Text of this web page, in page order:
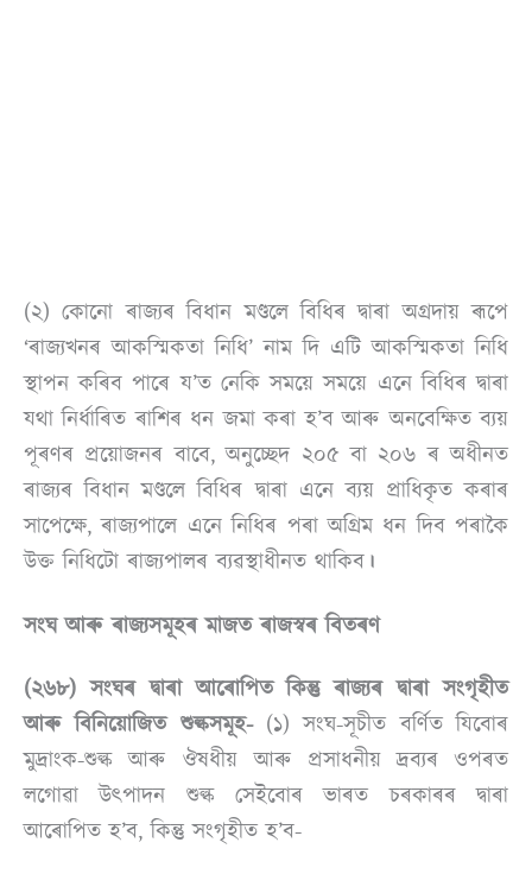
(২) কোনো ৰাজ্যৰ বিধান মণ্ডলে বিধিৰ দ্বাৰা অগ্ৰদায় ৰূপে
‘ৰাজ্যখনৰ আকস্মিকতা নিধি’ নাম দি এটি আকস্মিকতা নিধি
স্থাপন কৰিব পাৰে য’ত নেকি সময়ে সময়ে এনে বিধিৰ দ্বাৰা
যথা নিৰ্ধাৰিত ৰাশিৰ ধন জমা কৰা হ’ব আৰু অনবেক্ষিত ব্যয়
পূৰণৰ প্ৰয়োজনৰ বাবে, অনুচ্ছেদ ২০৫ বা ২০৬ ৰ অধীনত
ৰাজ্যৰ বিধান মণ্ডলে বিধিৰ দ্বাৰা এনে ব্যয় প্ৰাধিকৃত কৰাৰ
সাপেক্ষে, ৰাজ্যপালে এনে নিধিৰ পৰা অগ্ৰিম ধন দিব পৰাকৈ
উক্ত নিধিটো ৰাজ্যপালৰ ব্যৱস্থাধীনত থাকিব।
সংঘআৰু ৰাজ্যসমূহৰ মাজত ৰাজস্বৰ বিতৰণ
(২৬৮) সংঘৰ দ্বাৰা আৰোপিত কিন্তু ৰাজ্যৰ দ্বাৰা সংগৃহীত
আৰু বিনিয়োজিত শুল্কসমূহ- (১) সংঘ-সূচীত বৰ্ণিত যিবোৰ
মুদ্ৰাংক-শুল্ক আৰু ঔষধীয় আৰু প্ৰসাধনীয় দ্ৰব্যৰ ওপৰত
লগোৱা উত্পাদন শুল্ক সেইবোৰ ভাৰত চৰকাৰৰ দ্বাৰা
আৰোপিত হ’ব, কিন্তু সংগৃহীত হ’ব-